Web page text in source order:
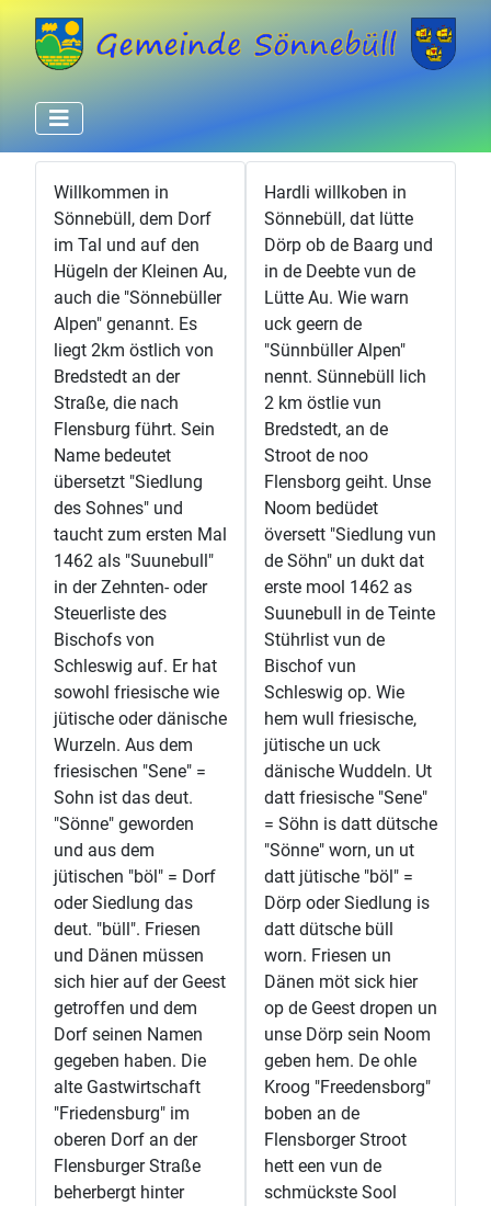
Willkommen in
Sönnebüll, dem Dorf
im Tal und auf den
Hügeln der Kleinen Au,
auch die "Sönnebüller
Alpen" genannt. Es
liegt 2km östlich von
Bredstedt an der
Straße, die nach
Flensburg führt. Sein
Name bedeutet
übersetzt "Siedlung
des Sohnes" und
taucht zum ersten Mal
1462 als "Suunebull"
in der Zehnten- oder
Steuerliste des
Bischofs von
Schleswig auf. Er hat
sowohl friesische wie
jütische oder dänische
Wurzeln. Aus dem
friesischen "Sene" =
Sohn ist das deut.
"Sönne" geworden
und aus dem
jütischen "böl" = Dorf
oder Siedlung das
deut. "büll". Friesen
und Dänen müssen
sich hier auf der Geest
getroffen und dem
Dorf seinen Namen
gegeben haben. Die
alte Gastwirtschaft
"Friedensburg" im
oberen Dorf an der
Flensburger Straße
beherbergt hinter
Hardli willkoben in
Sönnebüll, dat lütte
Dörp ob de Baarg und
in de Deebte vun de
Lütte Au. Wie warn
uck geern de
"Sünnbüller Alpen"
nennt. Sünnebüll lich
2 km östlie vun
Bredstedt, an de
Stroot de noo
Flensborg geiht. Unse
Noom bedüdet
översett "Siedlung vun
de Söhn" un dukt dat
erste mool 1462 as
Suunebull in de Teinte
Stührlist vun de
Bischof vun
Schleswig op. Wie
hem wull friesische,
jütische un uck
dänische Wuddeln. Ut
datt friesische "Sene"
= Söhn is datt dütsche
"Sönne" worn, un ut
datt jütische "böl" =
Dörp oder Siedlung is
datt dütsche büll
worn. Friesen un
Dänen möt sick hier
op de Geest dropen un
unse Dörp sein Noom
geben hem. De ohle
Kroog "Freedensborg"
boben an de
Flensborger Stroot
hett een vun de
schmückste Sool